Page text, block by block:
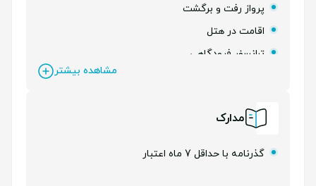
پرواز رفت و برگشت
اقامت در هتل
ترانسفر فرودگاهی
مشاهده بیشتر
مدارک
گذرنامه با حداقل 7 ماه اعتبار